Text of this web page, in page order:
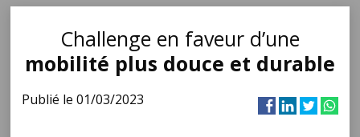
Challenge en faveur d’une
mobilité plus douce et durable
Publié le 01/03/2023